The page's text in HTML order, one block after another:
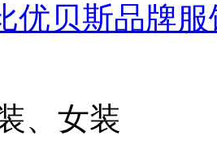
优贝斯品牌
、女装